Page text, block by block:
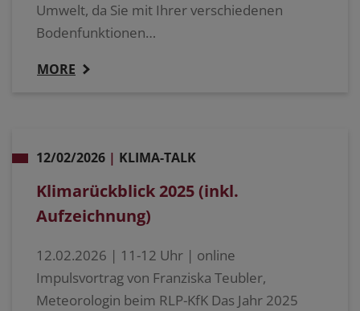
Umwelt, da Sie mit Ihrer verschiedenen
Bodenfunktionen…
MORE
12/02/2026 | KLIMA-TALK
Klimarückblick 2025 (inkl.
Aufzeichnung)
12.02.2026 | 11-12 Uhr | online
Impulsvortrag von Franziska Teubler,
Meteorologin beim RLP-KfK Das Jahr 2025